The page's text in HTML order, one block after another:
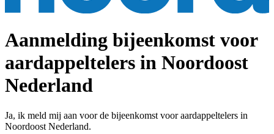
Aanmelding bijeenkomst voor
aardappeltelers in Noordoost
Nederland
Ja, ik meld mij aan voor de bijeenkomst voor aardappeltelers in
Noordoost Nederland.